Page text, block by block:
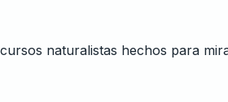
naturalistas hechos para